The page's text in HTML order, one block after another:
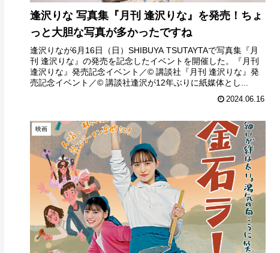
逢沢りな 写真集『月刊 逢沢りな』を発売！ちょ
っと大胆な写真が多かったですね
逢沢りなが6月16日（日）SHIBUYA TSUTAYTAで写真集『月
刊 逢沢りな』の発売を記念したイベントを開催した。『月刊
逢沢りな』発売記念イベント／© 講談社『月刊 逢沢りな』発
売記念イベント／© 講談社逢沢が12年ぶりに紙媒体とし...
2024.06.16
映画